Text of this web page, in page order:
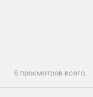
6 просмотров всего.